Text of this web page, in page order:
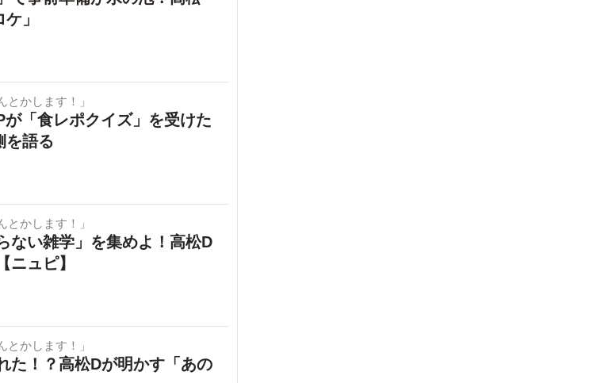
」
とかします！」
「食レポクイズ」を受けた
を語る
とかします！」
ない雑学」を集めよ！高松D
ニュピ】
とかします！」
た！？高松Dが明かす「あの